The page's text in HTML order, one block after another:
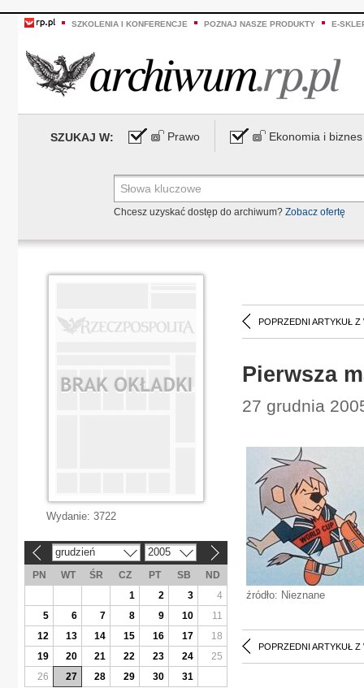
SZKOLENIA I KONFERENCJE POZNAJ NASZE PRODUKTY E-
SZUKAJ W: Prawo Ekonomia i biznes
Chcesz uzyskać dostęp do archiwum? Zobacz ofertę
POPRZEDNI ARTYKUŁ Z
Pierwsza
27 grudnia
źródło: Nieznane
POPRZEDNI ARTYKUŁ Z
Wydanie: 3722
grudzień 2005
PN WT ŚR CZ PT SB
ND
1
2 3
4
5
6 7 8 9 10
11
12
13 14 15 16 17
18
19
20 21 22 23 24
25
26
27 28 29 30 31